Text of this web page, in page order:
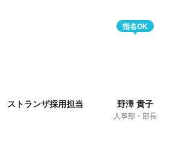
ストランザ採用担当
指名OK
野澤 貴子
人事部・部長